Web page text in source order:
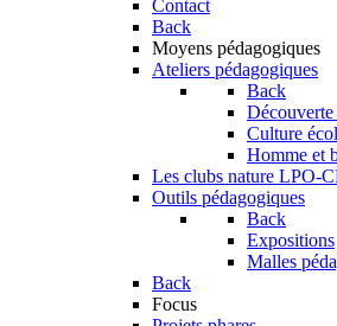
Contact
Back
Moyens pédagogiques
Ateliers pédagogiques
Back
Culture
Homme et
Les clubs nature LPO-
Outils pédagogiques
Back
Expositions
Malles
Back
Focus